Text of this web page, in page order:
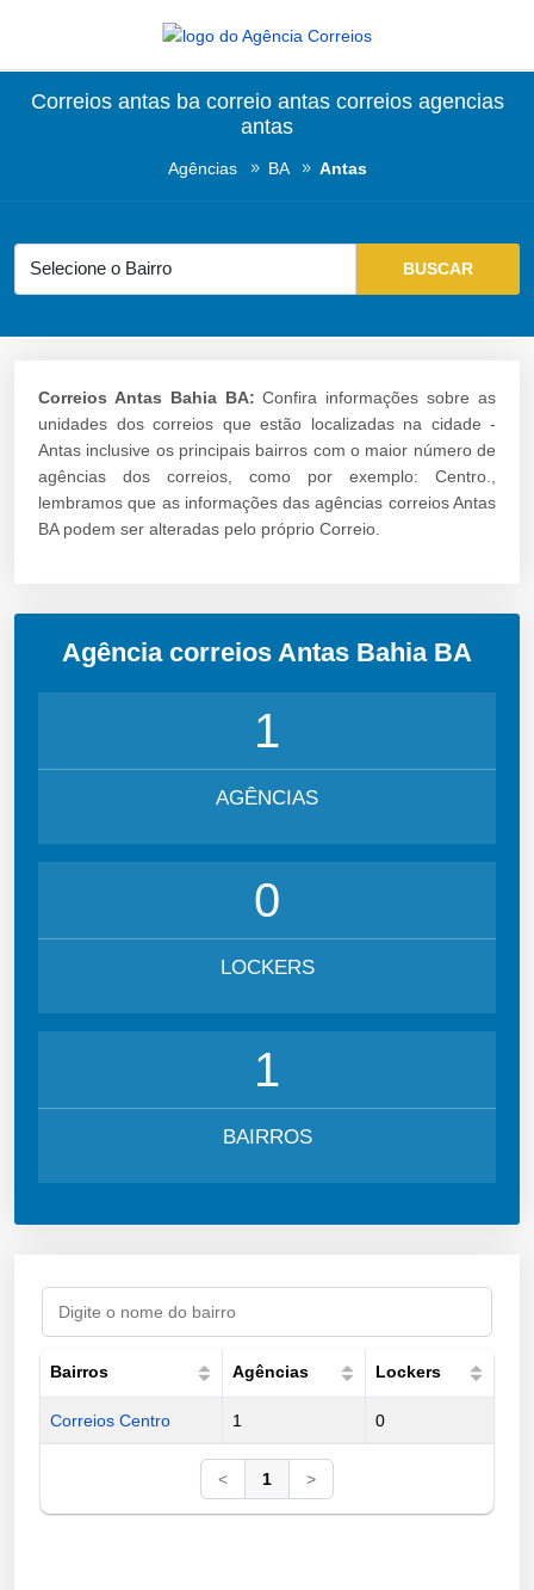
Correios antas ba correio antas correios agencias
antas
Agências BA Antas
Correios Antas Bahia BA: Confira informações sobre as
unidades dos correios que estão localizadas na cidade -
Antas inclusive os principais bairros com o maior número de
agências dos correios, como por exemplo: Centro.,
lembramos que as informações das agências correios Antas
BA podem ser alteradas pelo próprio Correio.
Agência correios Antas Bahia BA
1
AGÊNCIAS
0
LOCKERS
1
BAIRROS
Bairros Agências Lockers
Correios Centro 1 0
< 1 >